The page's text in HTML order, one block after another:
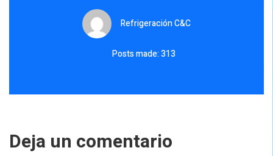
Refrigeración C&C
Posts made: 313
Deja un comentario